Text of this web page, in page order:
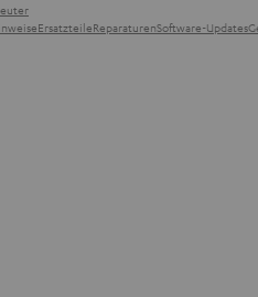
ErsatzteileReparaturenSoftware-Updates